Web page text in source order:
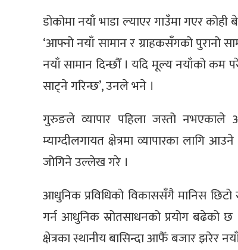
डोकोमा नयाँ भाडा ल्याएर गाउँमा गएर कोही
‘आफ्नो नयाँ सामान र ग्राहकसँगको पुरानो
नयाँ सामान दिन्छौँ । यदि मूल्य नयाँको
साट्ने गरिन्छ’, उनले भने ।
गुरुङले व्यापार पहिला जस्तो नभएकाले
म्याग्दीलगायत क्षेत्रमा व्यापारका
जोगिने उल्लेख गरे ।
आधुनिक प्रविधिको विकाससँगै मानिस छिटो
गर्न आधुनिक स्रोतसाधनको प्रयोग बढेको
क्षेत्रका स्थानीय बासिन्दा आफैँ बजार झरेर